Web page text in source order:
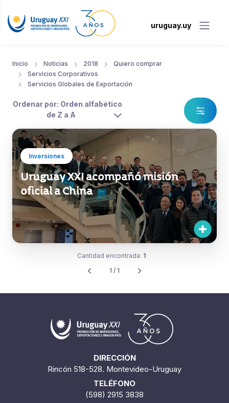
uruguay.uy
Inicio Noticias 2018
Quiero comprar
Servicios Corporativos
Servicios Globales de Exportación
Ordenar por: Orden alfabético
de Z a A
Inversiones
Uruguay XXI acompañó misión
oficial a China
Cantidad encontrada: 1
1 / 1
DIRECCIÓN
Rincón 518-528. Montevideo-Uruguay
TELÉFONO
(598) 2915 3838